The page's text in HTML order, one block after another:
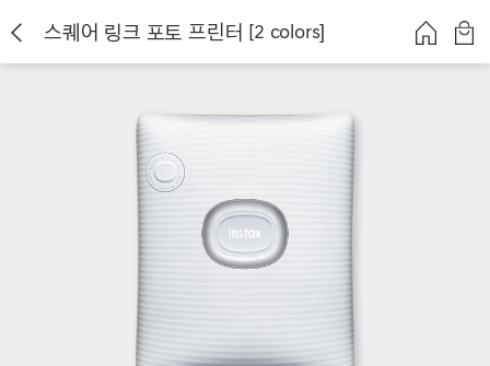
스퀘어 링크 포토 프린터 [2 colors]